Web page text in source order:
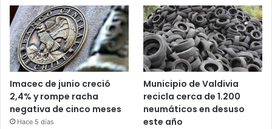
Imacec de junio creció
2,4% y rompe racha
negativa de cinco meses
Hace 5 días
Municipio de Valdivia
recicla cerca de 1.200
neumáticos en desuso
este año